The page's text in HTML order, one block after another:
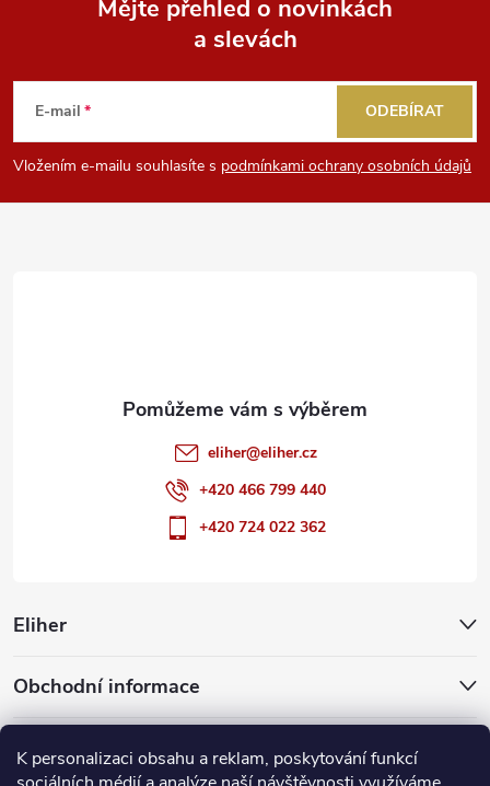
K personalizaci obsahu a reklam, poskytování funkcí
p
a
Mějte přehled o novinkách
a slevách
E-mail
Vložením e-mailu souhlasíte s podmínkami ochrany osobních údajů
ODEBÍRAT
Eliher
Obchodní informace
Partnerské weby
eliher@eliher.cz
+420 466 799 440
+420 724 022 362